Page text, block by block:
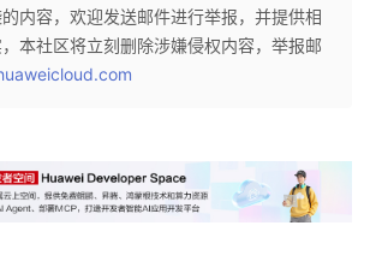
内容，欢迎发送邮件进行举报，并提供相
本社区将立刻删除涉嫌侵权内容，举报邮